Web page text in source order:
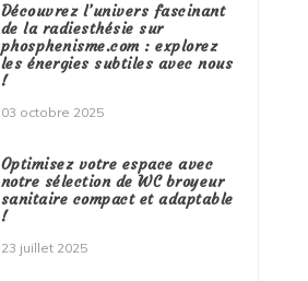
Découvrez l’univers fascinant
de la radiesthésie sur
phosphenisme.com : explorez
les énergies subtiles avec nous
!
03 octobre 2025
Optimisez votre espace avec
notre sélection de WC broyeur
sanitaire compact et adaptable
!
23 juillet 2025